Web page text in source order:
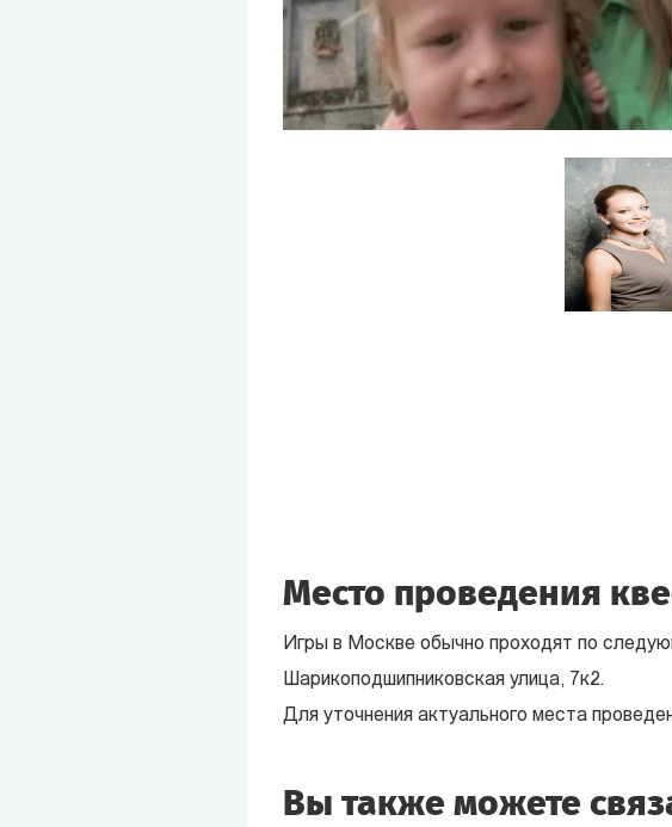
Место проведения
Игры в Москве обычно проходят по
Шарикоподшипниковская улица, 7к2.
Для уточнения актуального места
Вы также можете